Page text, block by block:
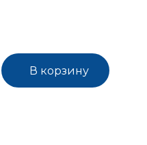
В корзину